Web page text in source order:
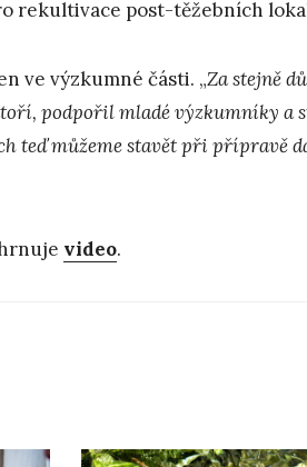
rekultivace post-těžebních
ve výzkumné části. „Za stejně
podpořil mladé výzkumníky a
teď můžeme stavět při přípravě
video.